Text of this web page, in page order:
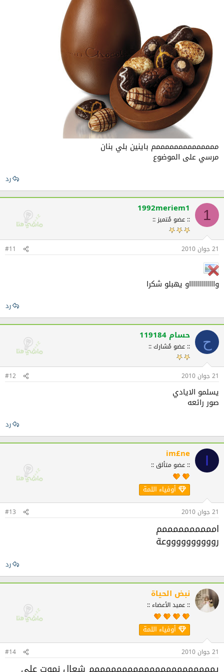
ممممممممممممممم باينين بلي بنان
مرسي على الموضوع
رد
1
1992meriem1
:: عضو مُتميز ::
21 جوان 2010 #11
واااااااااااااو يهبلو شكرا
رد
ح حسام 119184
:: عضو مُشارك ::
21 جوان 2010 #12
يسلمو الايادي
صور رائعه
رد
I
im£ne
:: عضو متألق ::
أوفياء اللمة
21 جوان 2010 #13
اممممممممممم
رووووووووووعة
رد
نبض الحياة
:: عميد الأعضاء ::
أوفياء اللمة
21 جوان 2010 #14